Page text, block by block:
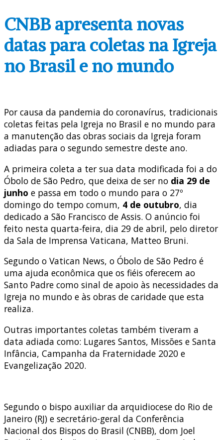
CNBB apresenta novas
datas para coletas na Igreja
no Brasil e no mundo
Por causa da pandemia do coronavírus, tradicionais
coletas feitas pela Igreja no Brasil e no mundo para
a manutenção das obras sociais da Igreja foram
adiadas para o segundo semestre deste ano.
A primeira coleta a ter sua data modificada foi a do
Óbolo de São Pedro, que deixa de ser no dia 29 de
junho e passa em todo o mundo para o 27º
domingo do tempo comum, 4 de outubro, dia
dedicado a São Francisco de Assis. O anúncio foi
feito nesta quarta-feira, dia 29 de abril, pelo diretor
da Sala de Imprensa Vaticana, Matteo Bruni.
Segundo o Vatican News, o Óbolo de São Pedro é
uma ajuda econômica que os fiéis oferecem ao
Santo Padre como sinal de apoio às necessidades da
Igreja no mundo e às obras de caridade que esta
realiza.
Outras importantes coletas também tiveram a
data adiada como: Lugares Santos, Missões e Santa
Infância, Campanha da Fraternidade 2020 e
Evangelização 2020.
Segundo o bispo auxiliar da arquidiocese do Rio de
Janeiro (RJ) e secretário-geral da Conferência
Nacional dos Bispos do Brasil (CNBB), dom Joel